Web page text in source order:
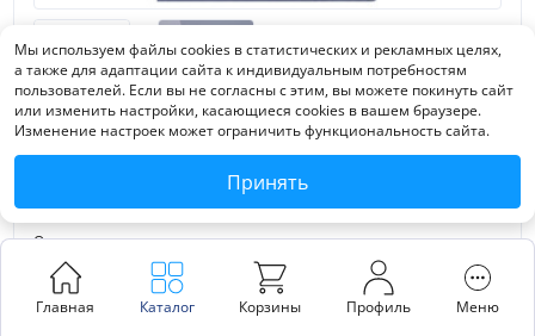
"Expert Complete" Premier/Премьер Папка
пруж.скоросш. A4 700 мкм 20 мм волокно 6 шт. серый
Скачать сертификат
Оптовая
Зарегистрируйтесь, чтобы узнать цену и получить персональную скидку
МРРЦ
за упак. (от 1 упак. одного цвета/наименования) ₽/шт.
Главная Каталог Корзины Профиль Меню
Мы используем файлы cookies в статистических и рекламных целях,
а также для адаптации сайта к индивидуальным потребностям
пользователей. Если вы не согласны с этим, вы можете покинуть сайт
или изменить настройки, касающиеся cookies в вашем браузере.
Изменение настроек может ограничить функциональность сайта.
Принять